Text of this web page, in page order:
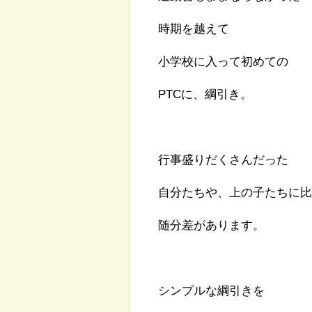
時期を越えて
小学校に入って初めての
PTCに、綱引き。
行事盛りだくさんだった
自分たちや、上の子たちに
随分差があります。
シンプルな綱引きを